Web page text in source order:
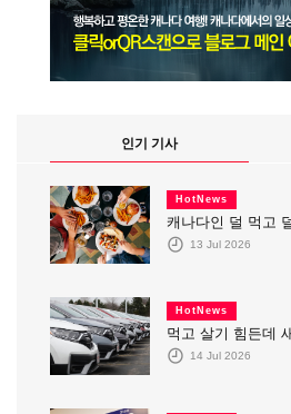
인기 기사
HotNews
캐나다인 덜 먹고
13 Jul 2026
HotNews
먹고 살기 힘든데
14 Jul 2026